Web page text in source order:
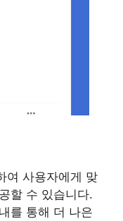
여 사용자에게 맞
할 수 있습니다.
를 통해 더 나은